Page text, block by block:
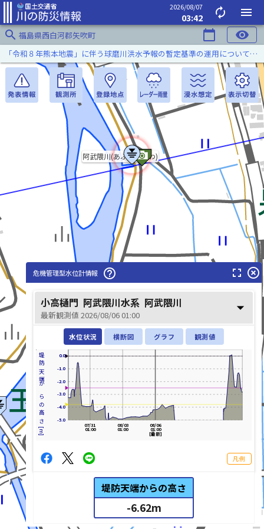
2026/08/07
03:42 autorenew
menu
search 福島県西白河郡矢吹町 calendar_today visibility
阿武隈川(あぶくまがわ)
「令和８年熊本地震」に伴う球磨川洪水予報の暫定基準の運用について（令和８年８月５日）
危機管理型水位計情報 help_outline fullscreen highlight_off
小高樋門 阿武隈川水系 阿武隈川
最新観測値 2026/08/06 01:00 arrow_drop_down
水位状況 横断図 グラフ 観測値
堤防天端からの高さ[m] -5.0
-4.0
-3.0
-2.0
-1.0
0.0
08/06
01:00
[最新]
08/03
01:00
07/31
01:00
凡例
堤防天端からの高さ
-6.62m